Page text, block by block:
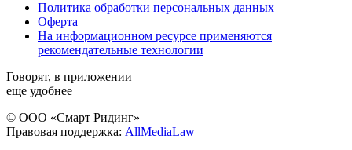
Политика обработки персональных данных
Оферта
На информационном ресурсе применяются
рекомендательные технологии
Говорят, в приложении
еще удобнее
© ООО «Смарт Ридинг»
Правовая поддержка: AllMediaLaw